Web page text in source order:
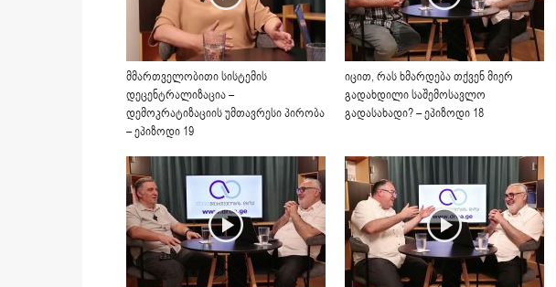
მმართველობითი სისტემის
დეცენტრალიზაცია –
დემოკრატიზაციის უმთავრესი პირობა
– ეპიზოდი 19
იცით, რას ხმარდება თქვენ მიერ
გადახდილი საშემოსავლო
გადასახადი? – ეპიზოდი 18